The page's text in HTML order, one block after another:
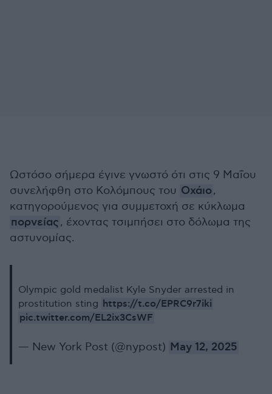
Ωστόσο σήμερα έγινε γνωστό ότι στις 9 Μαΐου
συνελήφθη στο Κολόμπους του Οχάιο,
κατηγορούμενος για συμμετοχή σε κύκλωμα
πορνείας, έχοντας τσιμπήσει στο δόλωμα της
αστυνομίας.
Olympic gold medalist Kyle Snyder arrested in
prostitution sting https://t.co/EPRC9r7iki
pic.twitter.com/EL2ix3CsWF
— New York Post (@nypost) May 12, 2025